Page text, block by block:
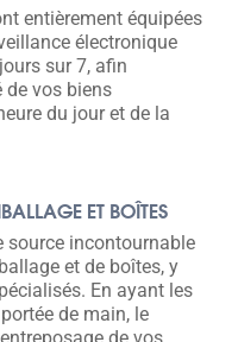
entièrement équipées
électronique
sur 7, afin
de vos biens
du jour et de la
ET BOÎTES
source incontournable
et de boîtes, y
En ayant les
de main, le
de vos